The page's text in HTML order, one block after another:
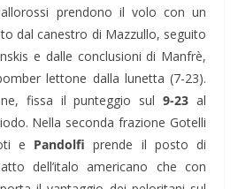
prendono il volo con un
dal canestro di Mazzullo, seguito
e dalle conclusioni di Manfrè,
lettone dalla lunetta (7-23).
fissa il punteggio sul9-23 al
Nella seconda frazione Gotelli
e Pandolfi prende il posto di
dell’italo americano che con